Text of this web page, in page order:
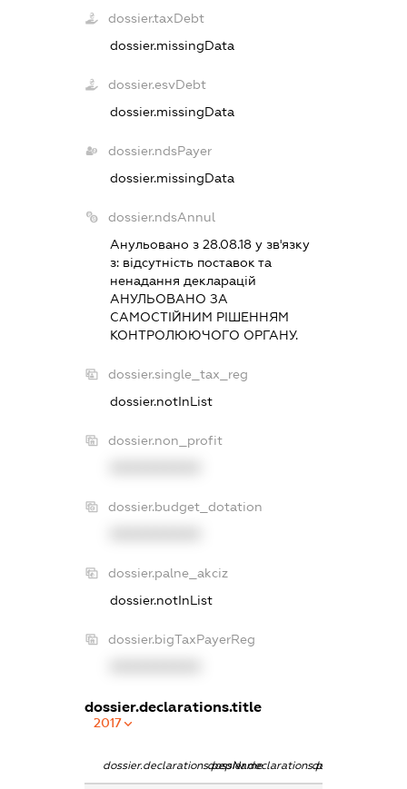
dossier.taxDebt
dossier.missingData
dossier.esvDebt
dossier.missingData
dossier.ndsPayer
dossier.missingData
dossier.ndsAnnul
Анульовано з 28.08.18 у зв'язку
з: вiдсутнiсть поставок та
ненадання декларацiй
АНУЛЬОВАНО ЗА
САМОСТIЙНИМ РIШЕННЯМ
КОНТРОЛЮЮЧОГО ОРГАНУ.
dossier.single_tax_reg
dossier.notInList
dossier.non_profit
dossier.budget_dotation
dossier.palne_akciz
dossier.notInList
dossier.bigTaxPayerReg
dossier.declarations.title
2017
dossier.declarations.pepNamedossier.declarations.personName